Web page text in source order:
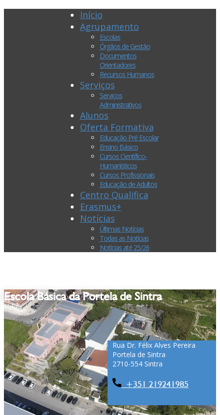
Início
Agrupamento
Escolas
Órgãos de Gestão
Documentos
Orientadores
Recursos Humanos
Serviços
Serviços
Administrativos
Alunos
Oferta Formativa
Educação Pré Escolar
Ensino Básico
Cursos Científico-
Humanísticos
Cursos Profissionais
Educação de Adultos
Centro Qualifica
Erasmus+
Notícias
Últimas Notícias
Todas as Notícias
Notícias até 25/26
Escola Básica da Portela de Sintra
Rua Dr. Félix Alves Pereira
Portela de Sintra
2710-554 Sintra
+351 ​​​219241985